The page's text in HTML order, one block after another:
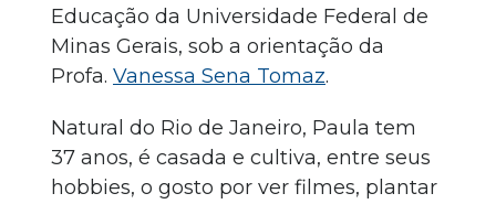
Educação da Universidade Federal de
Minas Gerais, sob a orientação da
Profa. Vanessa Sena Tomaz.
Natural do Rio de Janeiro, Paula tem
37 anos, é casada e cultiva, entre seus
hobbies, o gosto por ver filmes, plantar